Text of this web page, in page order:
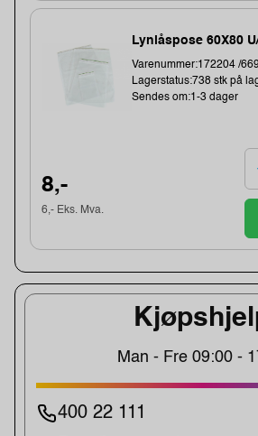
Man - Fre 09:00 -
400 22 111
Lynlåspose 60X80
Varenummer:172204 /
Lagerstatus:738 stk på
Sendes om:1-3 dager
8,-
6,- Eks. Mva.